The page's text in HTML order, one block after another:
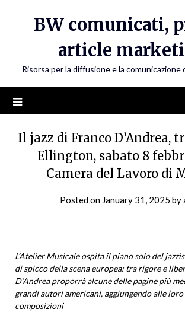
BW comunicati,
article
Risorsa per la diffusione e la comunicazione
Il jazz di Franco D’Andrea,
Ellington, sabato 8
Camera del Lavoro di
Posted on January 31, 2025 by
L’Atelier Musicale ospita il piano solo del
di spicco della scena europea: tra rigore e
D’Andrea proporrà alcune delle pagine più
grandi autori americani, aggiungendo alle
composizioni